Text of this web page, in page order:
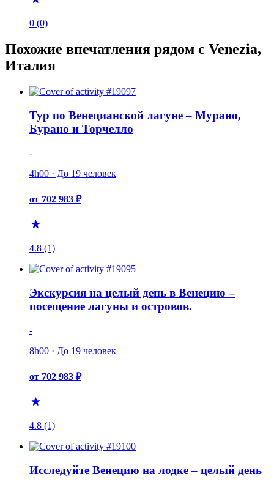
0 (0)
Похожие впечатления рядом с Venezia,
Италия
Тур по Венецианской лагуне – Мурано,
Бурано и Торчелло
-
4h00 · До 19 человек
от 702 983 ₽
4.8 (1)
Экскурсия на целый день в Венецию –
посещение лагуны и островов.
-
8h00 · До 19 человек
от 702 983 ₽
4.8 (1)
Исследуйте Венецию на лодке – целый день